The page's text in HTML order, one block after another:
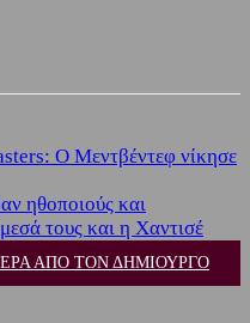
Ο Μεντβέντεφ νίκησε
ηθοποιούς και
τους και η Χαντισέ
ΑΠΟ ΤΟΝ ΔΗΜΙΟΥΡΓΟ